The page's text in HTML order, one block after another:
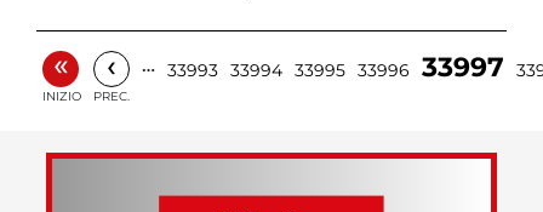
«
INIZIO
‹
PREC.
… 33993 33994 33995 33996 33997